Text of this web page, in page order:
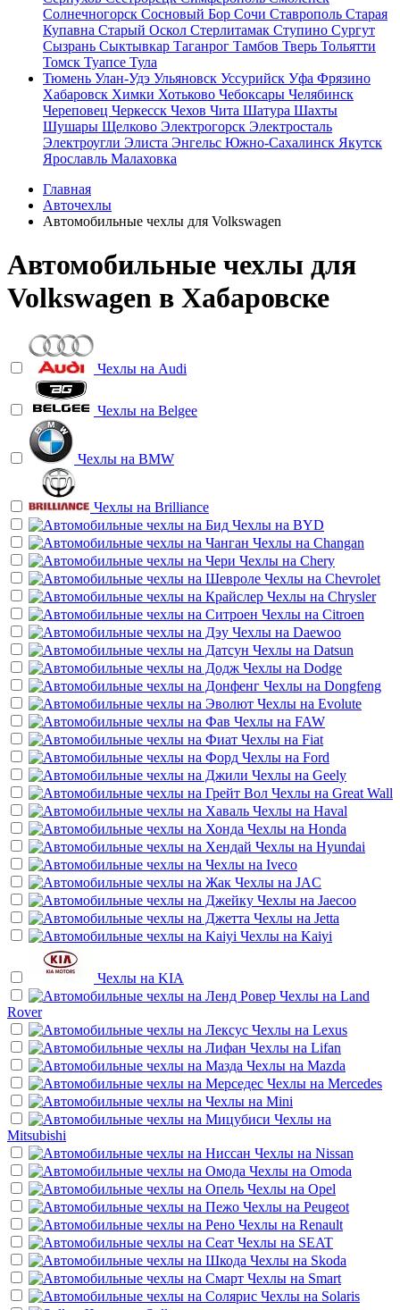
Солнечногорск Сосновый Бор Сочи Ставрополь Старая
Купавна Старый Оскол Стерлитамак Ступино Сургут
Сызрань Сыктывкар Таганрог Тамбов Тверь Тольятти
Томск Туапсе Тула
Тюмень Улан-Удэ Ульяновск Уссурийск Уфа Фрязино
Хабаровск Химки Хотьково Чебоксары Челябинск
Череповец Черкесск Чехов Чита Шатура Шахты
Шушары Щелково Электрогорск Электросталь
Электроугли Элиста Энгельс Южно-Сахалинск Якутск
Ярославль Малаховка
Главная
Авточехлы
Автомобильные чехлы для Volkswagen
Автомобильные чехлы для
Volkswagen в Хабаровске
Чехлы на Audi
Чехлы на Belgee
Чехлы на BMW
Чехлы на Brilliance
Чехлы на BYD
Чехлы на Changan
Чехлы на Chery
Чехлы на Chevrolet
Чехлы на Chrysler
Чехлы на Citroen
Чехлы на Daewoo
Чехлы на Datsun
Чехлы на Dodge
Чехлы на Dongfeng
Чехлы на Evolute
Чехлы на FAW
Чехлы на Fiat
Чехлы на Ford
Чехлы на Geely
Чехлы на Great Wall
Чехлы на Haval
Чехлы на Honda
Чехлы на Hyundai
Чехлы на Iveco
Чехлы на JAC
Чехлы на Jaecoo
Чехлы на Jetta
Чехлы на Kaiyi
Чехлы на KIA
Чехлы на Land
Rover
Чехлы на Lexus
Чехлы на Lifan
Чехлы на Mazda
Чехлы на Mercedes
Чехлы на Mini
Чехлы на
Mitsubishi
Чехлы на Nissan
Чехлы на Omoda
Чехлы на Opel
Чехлы на Peugeot
Чехлы на Renault
Чехлы на SEAT
Чехлы на Skoda
Чехлы на Smart
Чехлы на Solaris